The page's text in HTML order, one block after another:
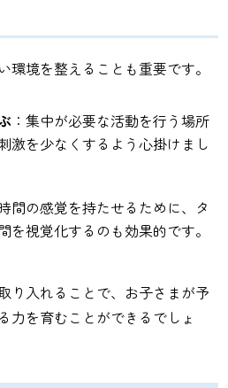
環境を整えることも重要です。
：集中が必要な活動を行う場所
激を少なくするよう心掛けまし
間の感覚を持たせるために、タ
を視覚化するのも効果的です。
り入れることで、お子さまが予
力を育むことができるでしょ